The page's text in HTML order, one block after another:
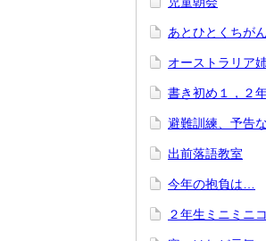
あとひとくちが
オーストラリア
書き初め１，２
避難訓練、予告
出前落語教室
今年の抱負は…
２年生ミニミニ